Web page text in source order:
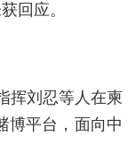
回应。
挥刘忍等人在柬
博平台，面向中